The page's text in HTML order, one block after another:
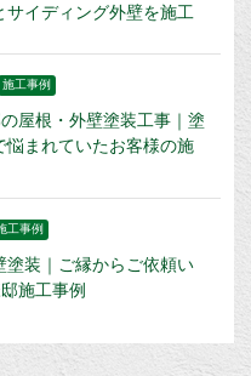
サイディング外壁を施工
施工事例
屋根・外壁塗装工事｜塗
悩まれていたお客様の施
工事例
塗装｜ご縁からご依頼い
施工事例